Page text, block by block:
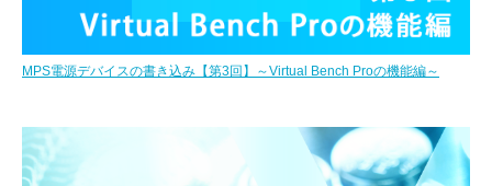
MPS電源デバイスの書き込み【第3回】～Virtual Bench Proの機能編～